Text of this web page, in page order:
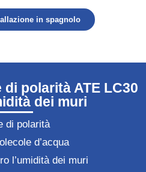
in spagnolo
polarità ATE LC30
dei muri
di polarità
d’acqua
l’umidità dei muri